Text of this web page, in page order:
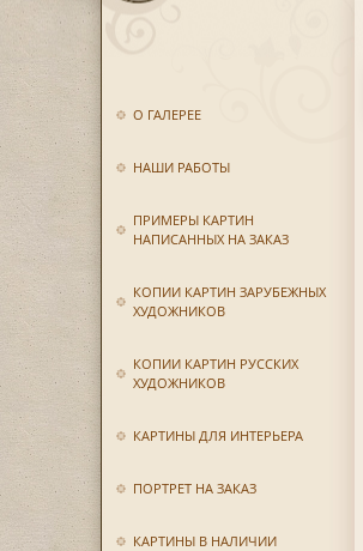
О ГАЛЕРЕЕ
НАШИ РАБОТЫ
ПРИМЕРЫ КАРТИН
НАПИСАННЫХ НА ЗАКАЗ
КОПИИ КАРТИН ЗАРУБЕЖНЫХ
ХУДОЖНИКОВ
КОПИИ КАРТИН РУССКИХ
ХУДОЖНИКОВ
КАРТИНЫ ДЛЯ ИНТЕРЬЕРА
ПОРТРЕТ НА ЗАКАЗ
КАРТИНЫ В НАЛИЧИИ